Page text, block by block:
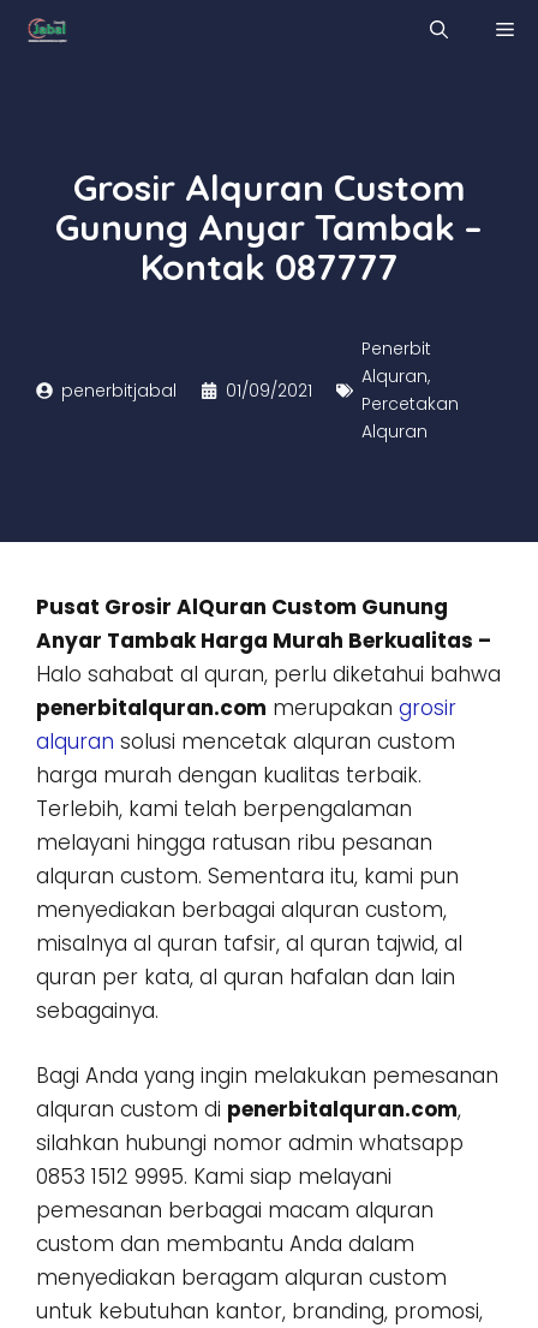
Skip
Grosir Alquran Custom
Gunung Anyar Tambak –
Kontak 087777
penerbitjabal 01/09/2021
Penerbit
Alquran,
Percetakan
Alquran
Pusat Grosir AlQuran Custom Gunung
Anyar Tambak Harga Murah Berkualitas –
Halo sahabat al quran, perlu diketahui bahwa
penerbitalquran.com merupakan grosir
alquran solusi mencetak alquran custom
harga murah dengan kualitas terbaik.
Terlebih, kami telah berpengalaman
melayani hingga ratusan ribu pesanan
alquran custom. Sementara itu, kami pun
menyediakan berbagai alquran custom,
misalnya al quran tafsir, al quran tajwid, al
quran per kata, al quran hafalan dan lain
sebagainya.
Bagi Anda yang ingin melakukan pemesanan
alquran custom di penerbitalquran.com,
silahkan hubungi nomor admin whatsapp
0853 1512 9995. Kami siap melayani
pemesanan berbagai macam alquran
custom dan membantu Anda dalam
menyediakan beragam alquran custom
untuk kebutuhan kantor, branding, promosi,